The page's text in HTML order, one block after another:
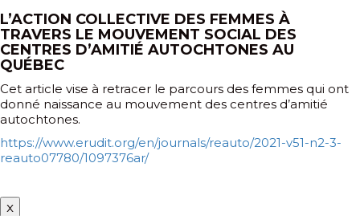
L’ACTION COLLECTIVE DES FEMMES À
TRAVERS LE MOUVEMENT SOCIAL DES
CENTRES D’AMITIÉ AUTOCHTONES AU
QUÉBEC
Cet article vise à retracer le parcours des femmes qui ont
donné naissance au mouvement des centres d’amitié
autochtones.
https://www.erudit.org/en/journals/reauto/2021-v51-n2-3-
reauto07780/1097376ar/
x